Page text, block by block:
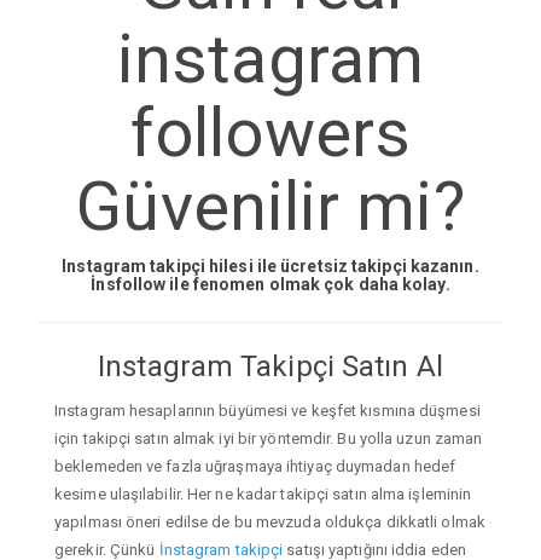
instagram
followers
Güvenilir mi?
Instagram takipçi hilesi ile ücretsiz takipçi kazanın.
İnsfollow ile fenomen olmak çok daha kolay.
Instagram Takipçi Satın Al
Instagram hesaplarının büyümesi ve keşfet kısmına düşmesi
için takipçi satın almak iyi bir yöntemdir. Bu yolla uzun zaman
beklemeden ve fazla uğraşmaya ihtiyaç duymadan hedef
kesime ulaşılabilir. Her ne kadar takipçi satın alma işleminin
yapılması öneri edilse de bu mevzuda oldukça dikkatli olmak
gerekir. Çünkü İnstagram takipçi satışı yaptığını iddia eden